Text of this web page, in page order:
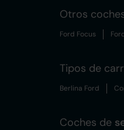
Otros
Ford Focus
Tipos de
Berlina Ford
Coches de